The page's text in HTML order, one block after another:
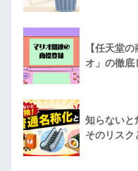
【任天堂
オ」の徹底
知らないと
そのリスク